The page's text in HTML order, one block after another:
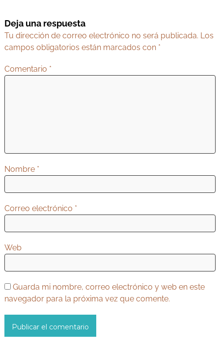
c
n
a
d
a
s
Deja una respuesta
Tu dirección de correo electrónico no será publicada. Los
campos obligatorios están marcados con *
Comentario *
Nombre *
Correo electrónico *
Web
Guarda mi nombre, correo electrónico y web en este
navegador para la próxima vez que comente.